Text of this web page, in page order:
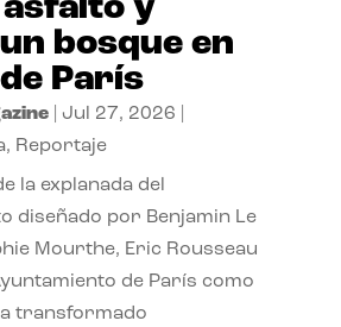
y
bosque en
París
| Jul 27, 2026
, Reportaje
la explanada del
diseñado por Benjamin Le
Mourthe, Eric Rousseau
de París como
transformado